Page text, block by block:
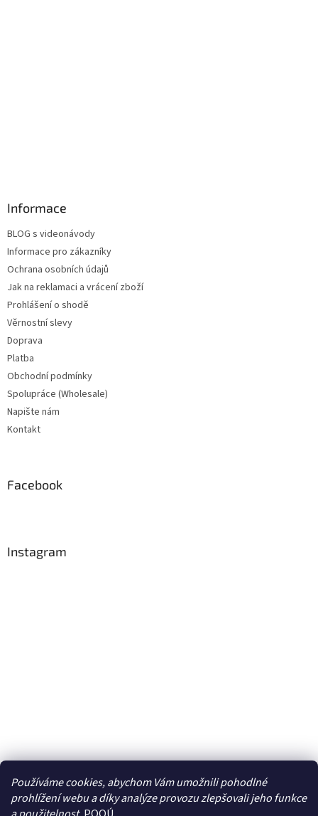
Používáme cookies, abychom Vám umožnili pohodlné
prohlížení webu a díky analýze provozu zlepšovali jeho funkce
Informace
BLOG s videonávody
Informace pro zákazníky
Ochrana osobních údajů
Jak na reklamaci a vrácení zboží
Prohlášení o shodě
Věrnostní slevy
Doprava
Platba
Obchodní podmínky
Spolupráce (Wholesale)
Napište nám
Kontakt
Facebook
Instagram
Sledovat na Instagramu